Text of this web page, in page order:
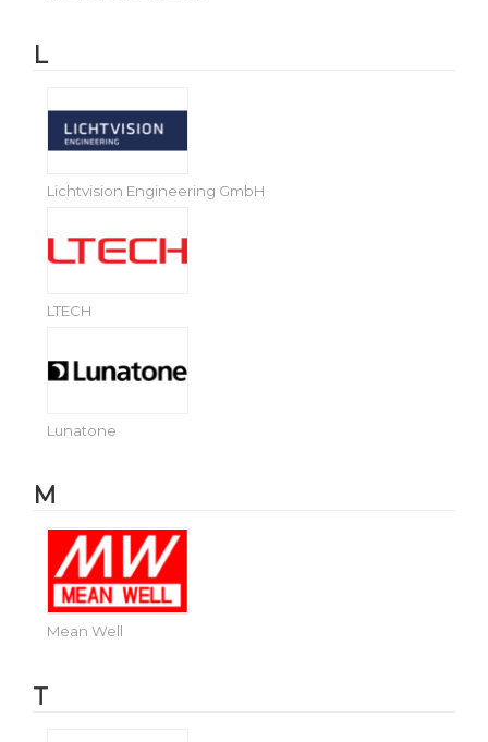
L
Lichtvision Engineering GmbH
LTECH
Lunatone
M
Mean Well
T